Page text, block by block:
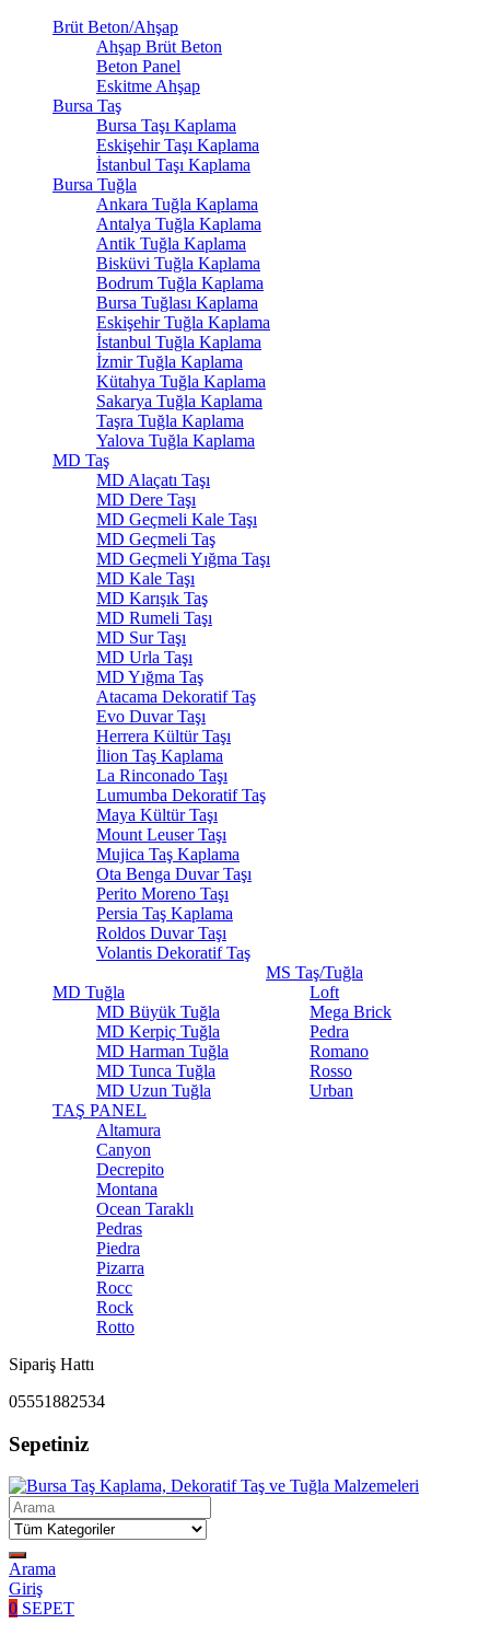
Brüt Beton/Ahşap
Ahşap Brüt Beton
Beton Panel
Eskitme Ahşap
Bursa Taş
Bursa Taşı Kaplama
Eskişehir Taşı Kaplama
İstanbul Taşı Kaplama
Bursa Tuğla
Ankara Tuğla Kaplama
Antalya Tuğla Kaplama
Antik Tuğla Kaplama
Bisküvi Tuğla Kaplama
Bodrum Tuğla Kaplama
Bursa Tuğlası Kaplama
Eskişehir Tuğla Kaplama
İstanbul Tuğla Kaplama
İzmir Tuğla Kaplama
Kütahya Tuğla Kaplama
Sakarya Tuğla Kaplama
Taşra Tuğla Kaplama
Yalova Tuğla Kaplama
MD Taş
MD Alaçatı Taşı
MD Dere Taşı
MD Geçmeli Kale Taşı
MD Geçmeli Taş
MD Geçmeli Yığma Taşı
MD Kale Taşı
MD Karışık Taş
MD Rumeli Taşı
MD Sur Taşı
MD Urla Taşı
MD Yığma Taş
Atacama Dekoratif Taş
Evo Duvar Taşı
Herrera Kültür Taşı
İlion Taş Kaplama
La Rinconado Taşı
Lumumba Dekoratif Taş
Maya Kültür Taşı
Mount Leuser Taşı
Mujica Taş Kaplama
Ota Benga Duvar Taşı
Perito Moreno Taşı
Persia Taş Kaplama
Roldos Duvar Taşı
Volantis Dekoratif Taş
MD Tuğla
MD Büyük Tuğla
MD Kerpiç Tuğla
MD Harman Tuğla
MD Tunca Tuğla
MD Uzun Tuğla
MS Taş/Tuğla
Loft
Mega Brick
Pedra
Romano
Rosso
Urban
TAŞ PANEL
Altamura
Canyon
Decrepito
Montana
Ocean Taraklı
Pedras
Piedra
Pizarra
Rocc
Rock
Rotto
Sipariş Hattı
05551882534
Sepetiniz
Arama
Giriş
0 SEPET